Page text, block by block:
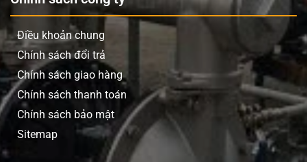
Điều khoản chung
Chính sách đổi trả
Chính sách giao hàng
Chính sách thanh toán
Chính sách bảo mật
Sitemap